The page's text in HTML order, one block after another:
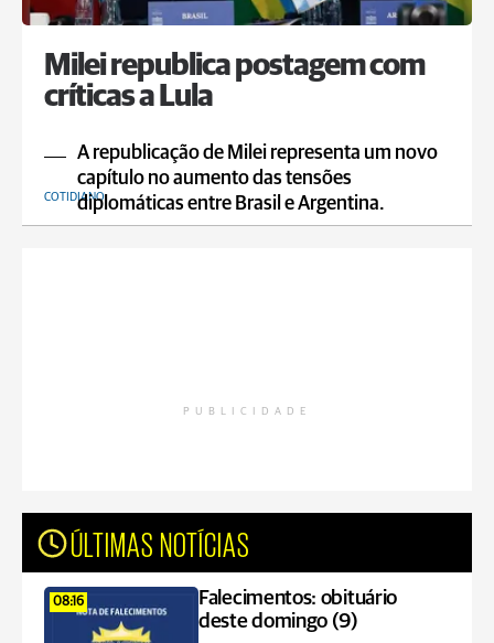
Milei republica postagem com
críticas a Lula
A republicação de Milei representa um novo
capítulo no aumento das tensões
diplomáticas entre Brasil e Argentina.
COTIDIANO
PUBLICIDADE
ÚLTIMAS NOTÍCIAS
08:16
Falecimentos: obituário
deste domingo (9)